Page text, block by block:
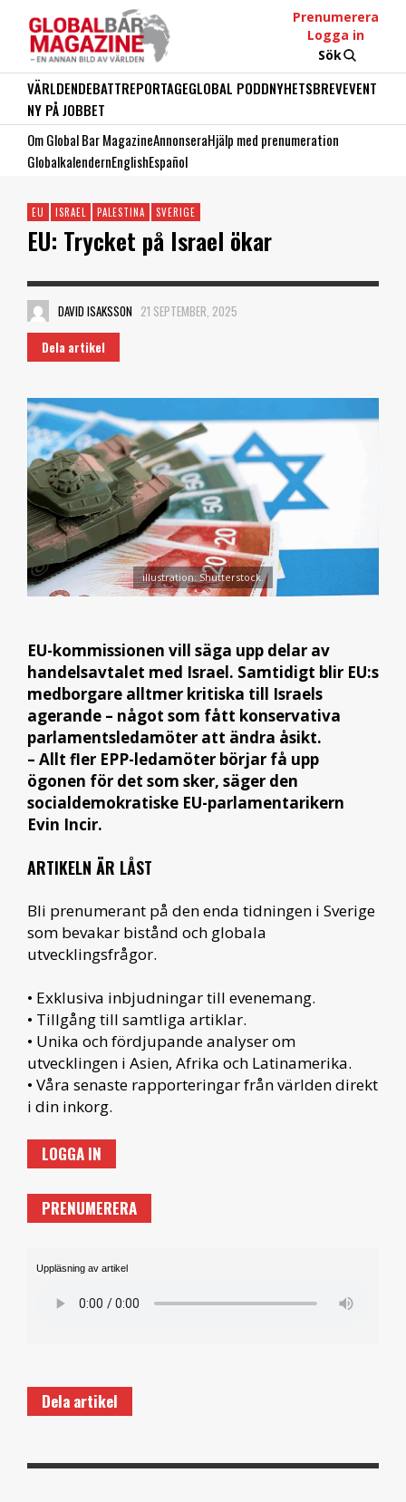
Prenumerera
Logga in
Sök
VÄRLDENDEBATTREPORTAGEGLOBAL PODDNYHETSBREVEVENT
NY PÅ JOBBET
Om Global Bar MagazineAnnonseraHjälp med prenumeration
GlobalkalendernEnglishEspañol
EU ISRAEL PALESTINA SVERIGE
EU: Trycket på Israel ökar
DAVID ISAKSSON 21 SEPTEMBER, 2025
Dela artikel
illustration: Shutterstock.
EU-kommissionen vill säga upp delar av
handelsavtalet med Israel. Samtidigt blir EU:s
medborgare alltmer kritiska till Israels
agerande – något som fått konservativa
parlamentsledamöter att ändra åsikt.
– Allt fler EPP-ledamöter börjar få upp
ögonen för det som sker, säger den
socialdemokratiske EU-parlamentarikern
Evin Incir.
ARTIKELN ÄR LÅST
Bli prenumerant på den enda tidningen i Sverige
som bevakar bistånd och globala
utvecklingsfrågor.
• Exklusiva inbjudningar till evenemang.
• Tillgång till samtliga artiklar.
• Unika och fördjupande analyser om
utvecklingen i Asien, Afrika och Latinamerika.
• Våra senaste rapporteringar från världen direkt
i din inkorg.
LOGGA IN
PRENUMERERA
Uppläsning av artikel
Dela artikel